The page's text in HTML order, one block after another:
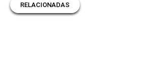
RELACIONADAS